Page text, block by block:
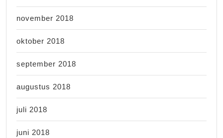
november 2018
oktober 2018
september 2018
augustus 2018
juli 2018
juni 2018